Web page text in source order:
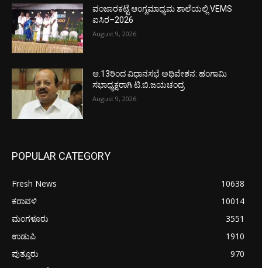
ವಂಜಾರಕಟ್ಟೆ ಆಂಗ್ಲಮಾಧ್ಯಮ ಶಾಲೆಯಲ್ಲಿ VEMS
ಐಸಿರ–2026
August 9, 2026
ಆ.13ರಿಂದ ವಿಧಾನಸಭೆ ಅಧಿವೇಶನ: ಹಂಗಾಮಿ
ಸಭಾಧ್ಯಕ್ಷರಾಗಿ ಟಿ.ಬಿ.ಜಯಚಂದ್ರ
August 9, 2026
POPULAR CATEGORY
Fresh News
10638
ಕರಾವಳಿ
10014
ಮಂಗಳೂರು
3551
ಉಡುಪಿ
1910
ಪುತ್ತೂರು
970